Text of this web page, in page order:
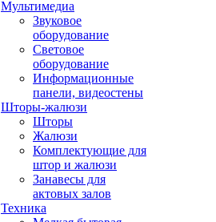
Мультимедиа
Звуковое
оборудование
Световое
оборудование
Информационные
панели, видеостены
Шторы-жалюзи
Шторы
Жалюзи
Комплектующие для
штор и жалюзи
Занавесы для
актовых залов
Техника